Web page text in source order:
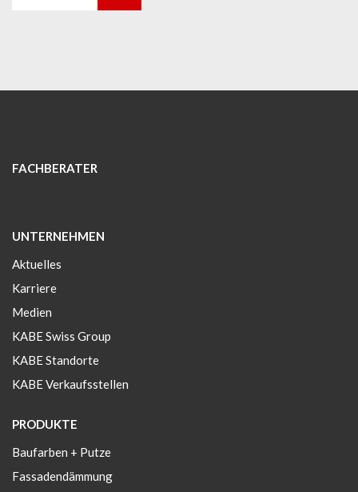
FACHBERATER
UNTERNEHMEN
Aktuelles
Karriere
Medien
KABE Swiss Group
KABE Standorte
KABE Verkaufsstellen
PRODUKTE
Baufarben + Putze
Fassadendämmung